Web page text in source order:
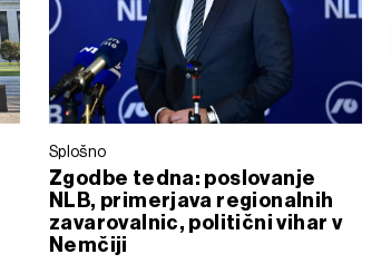
Splošno
Zgodbe tedna: poslovanje
NLB, primerjava regionalnih
zavarovalnic, politični vihar v
Nemčiji